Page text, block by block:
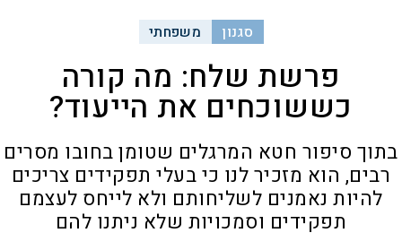
סגנון משפחתי
פרשת שלח: מה קורה
כששוכחים את הייעוד?
בתוך סיפור חטא המרגלים שטומן בחובו מסרים
רבים, הוא מזכיר לנו כי בעלי תפקידים צריכים
להיות נאמנים לשליחותם ולא לייחס לעצמם
תפקידים וסמכויות שלא ניתנו להם